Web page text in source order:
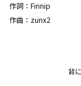
作詞： Finnip
作曲： zunx2
背